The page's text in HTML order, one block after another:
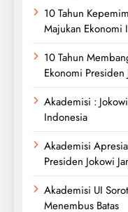
10 Tahun
Majukan Ekonomi
10 Tahun
Ekonomi Presiden
Akademisi :
Indonesia
Akademisi
Presiden Jokowi
Akademisi UI
Menembus Batas